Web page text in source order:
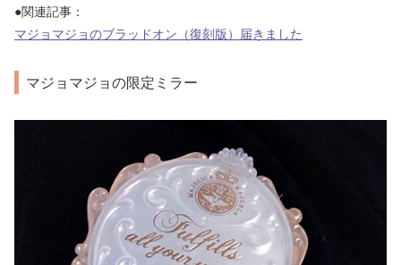
●関連記事：
マジョマジョのブラッドオン（復刻版）届きました
マジョマジョの限定ミラー